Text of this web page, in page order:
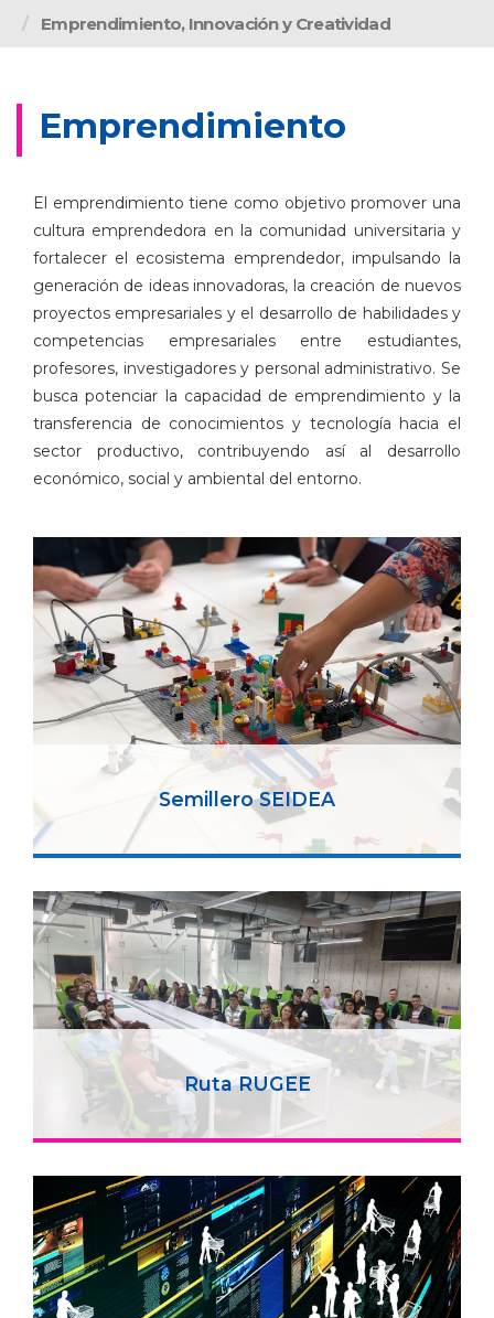
Emprendimiento, Innovación y Creatividad
Emprendimiento
El emprendimiento tiene como objetivo promover una
cultura emprendedora en la comunidad universitaria y
fortalecer el ecosistema emprendedor, impulsando la
generación de ideas innovadoras, la creación de nuevos
proyectos empresariales y el desarrollo de habilidades y
competencias empresariales entre estudiantes,
profesores, investigadores y personal administrativo. Se
busca potenciar la capacidad de emprendimiento y la
transferencia de conocimientos y tecnología hacia el
sector productivo, contribuyendo así al desarrollo
económico, social y ambiental del entorno.
Semillero SEIDEA
Ruta RUGEE